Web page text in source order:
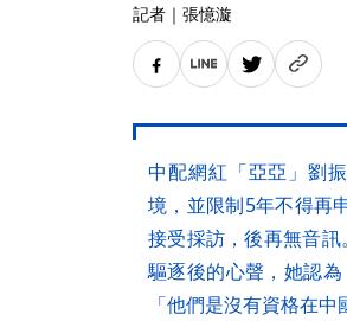
記者 ｜ 張憶漩
中配網紅「亞亞」劉
境，並限制5年不得再
接受採訪，後再無音
驅逐後的心聲，她認
「他們是沒有資格在